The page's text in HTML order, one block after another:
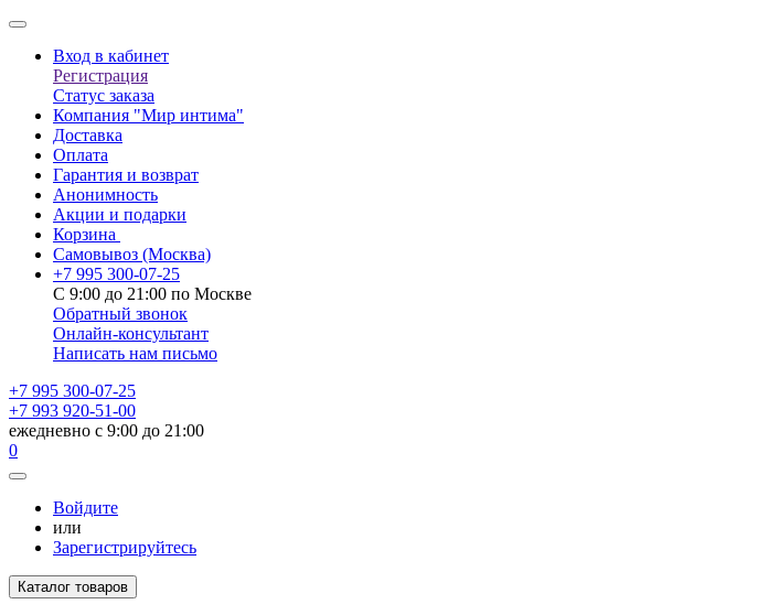
Вход в кабинет
Регистрация
Статус заказа
Компания "Мир интима"
Доставка
Оплата
Гарантия и возврат
Анонимность
Акции и подарки
Корзина
Самовывоз (Москва)
+7 995 300-07-25
С 9:00 до 21:00 по Москве
Обратный звонок
Онлайн-консультант
Написать нам письмо
+7 995 300-07-25
+7 993 920-51-00
ежедневно с 9:00 до 21:00
0
Войдите
или
Зарегистрируйтесь
Каталог товаров